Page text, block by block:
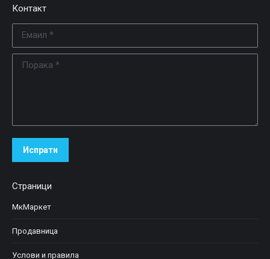
Контакт
Испрати
Страници
МкМаркет
Продавница
Услови и правила